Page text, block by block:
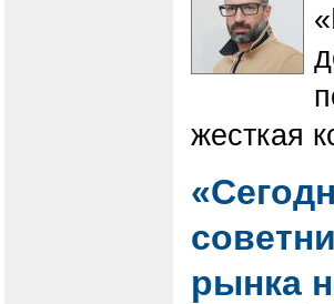
жесткая
рынка